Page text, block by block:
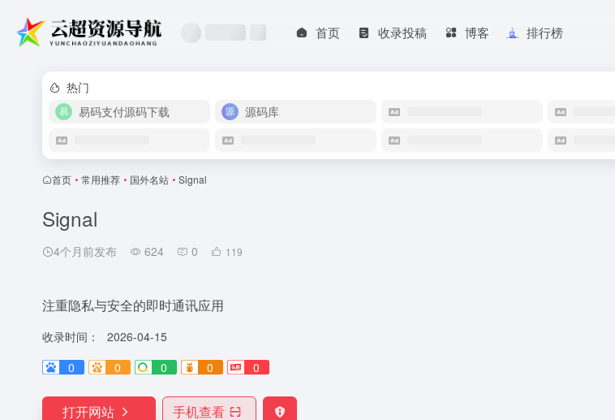
首页 收录投稿 博客 排行榜
热门
易码支付源码下载
源码库
首页 • 常用推荐 • 国外名站 • Signal
Signal
4个月前发布 624 0 119
注重隐私与安全的即时通讯应用
收录时间：
2026-04-15
0
0 0 0 0
打开网站 手机查看